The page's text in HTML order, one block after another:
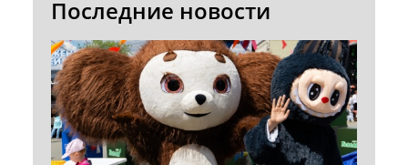
Последние новости